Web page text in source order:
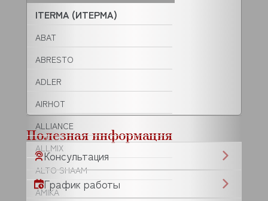
ITERMA (ИТЕРМА)
ABAT
ABRESTO
ADLER
AIRHOT
ALLIANCE
ALLMIX
ALTO SHAAM
AMIKA
Полезная информация
Консультация
График работы